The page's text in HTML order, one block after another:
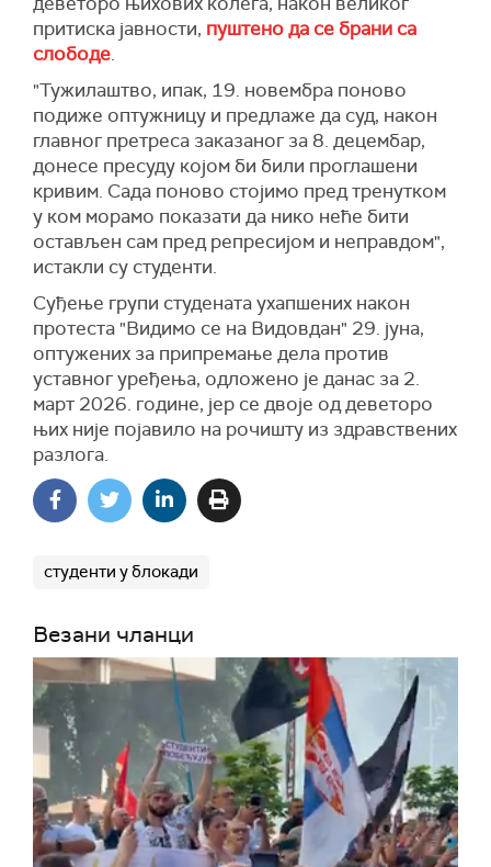
притиска јавности, пуштено да се брани са
слободе.
"Тужилаштво, ипак, 19. новембра поново
подиже оптужницу и предлаже да суд, након
главног претреса заказаног за 8. децембар,
донесе пресуду којом би били проглашени
кривим. Сада поново стојимо пред тренутком
у ком морамо показати да нико неће бити
остављен сам пред репресијом и неправдом",
истакли су студенти.
Суђење групи студената ухапшених након
протеста "Видимо се на Видовдан" 29. јуна,
оптужених за припремање дела против
уставног уређења, одложено је данас за 2.
март 2026. године, јер се двоје од деветоро
њих није појавило на рочишту из здравствених
разлога.
студенти у блокади
Везани чланци